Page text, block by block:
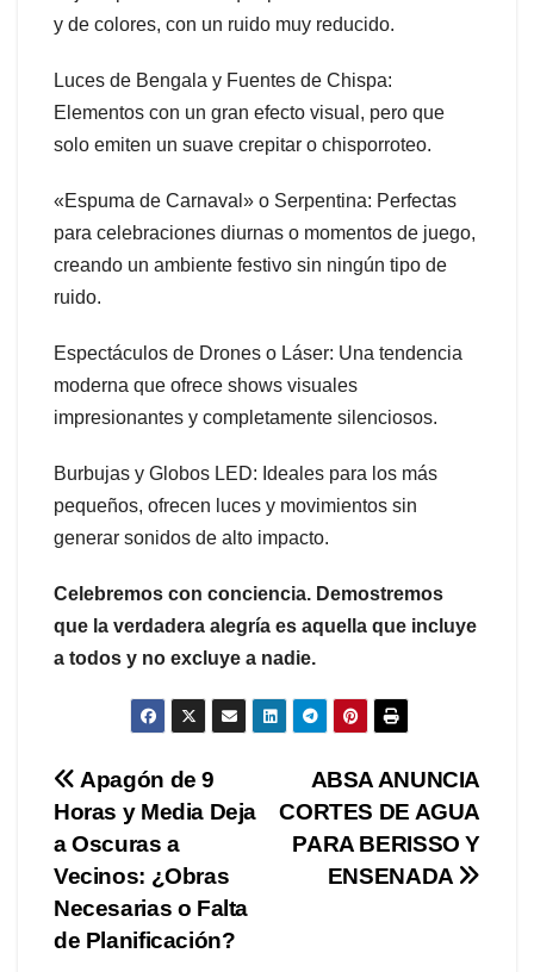
y de colores, con un ruido muy reducido.
Luces de Bengala y Fuentes de Chispa:
Elementos con un gran efecto visual, pero que
solo emiten un suave crepitar o chisporroteo.
«Espuma de Carnaval» o Serpentina: Perfectas
para celebraciones diurnas o momentos de juego,
creando un ambiente festivo sin ningún tipo de
ruido.
Espectáculos de Drones o Láser: Una tendencia
moderna que ofrece shows visuales
impresionantes y completamente silenciosos.
Burbujas y Globos LED: Ideales para los más
pequeños, ofrecen luces y movimientos sin
generar sonidos de alto impacto.
Celebremos con conciencia. Demostremos
que la verdadera alegría es aquella que incluye
a todos y no excluye a nadie.
Navegación
de
entradas
ABSA ANUNCIA
CORTES DE AGUA
PARA BERISSO Y
ENSENADA
Apagón de 9
Horas y Media Deja
a Oscuras a
Vecinos: ¿Obras
Necesarias o Falta
de Planificación?